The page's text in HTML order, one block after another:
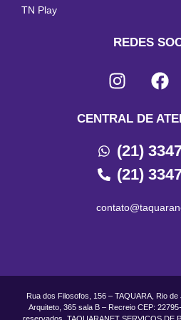
TN Play
REDES
CENTRAL DE
(21)
(21)
Rua dos Filosofos, 156 – TAQUARA, Rio de
Arquiteto, 365 sala B – Recreio CEP:
reservados. TAQUARANET SERVICOS DE